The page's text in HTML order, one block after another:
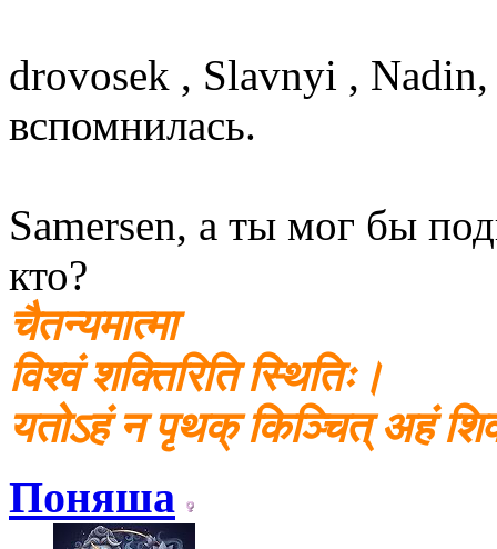
drovosek , Slavnyi ,
вспомнилась.
Samersen, а ты мог бы
кто?
चैतन्यमात्मा
विश्वं शक्तिरिति स्थितिः।
यतोऽहं न पृथक् किञ्चित् अहं
Поняша